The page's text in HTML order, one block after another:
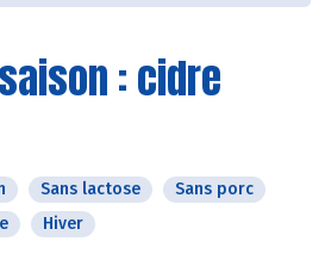
: cidre
Sans lactose
Sans porc
Hiver